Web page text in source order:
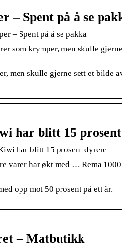
– Spent på å se
– Spent på å se pakka
som krymper, men skulle
men skulle gjerne sett et bilde
har blitt 15
har blitt 15 prosent dyrere
varer har økt med … Rema
opp mot 50 prosent på ett år.
– Matbutikk